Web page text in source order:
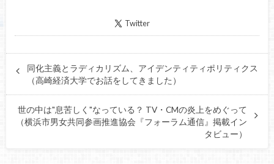
Twitter
同化主義とラディカリズム、アイデンティティポリティクス
（高崎経済大学でお話をしてきました）
世の中は"息苦しく"なっている？ TV・CMの炎上をめぐって
（横浜市男女共同参画推進協会『フォーラム通信』掲載イン
タビュー）